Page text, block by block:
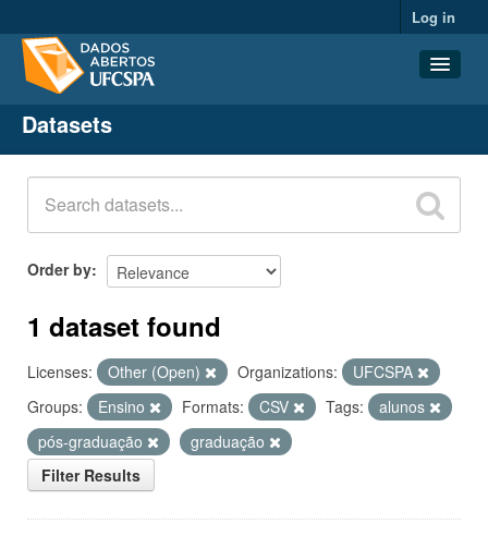
Log in
Datasets
Organizations
Groups
About
Datasets
Order by
1 dataset found
Licenses: Other (Open) Organizations:
UFCSPA
Groups:
Ensino Formats: CSV Tags:
alunos
pós-graduação
graduação
Filter Results